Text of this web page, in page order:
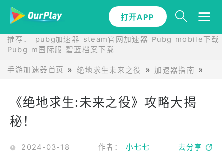
打开APP
推荐： pubg加速器 steam官网加速器 Pubg mobile下载
Pubg m国际服 碧蓝档案下载
手游加速器首页 绝地求生未来之役 加速器指南
《绝地求生:未来之役》攻略大揭
秘！
2024-03-18 作者： 小七七 去分享